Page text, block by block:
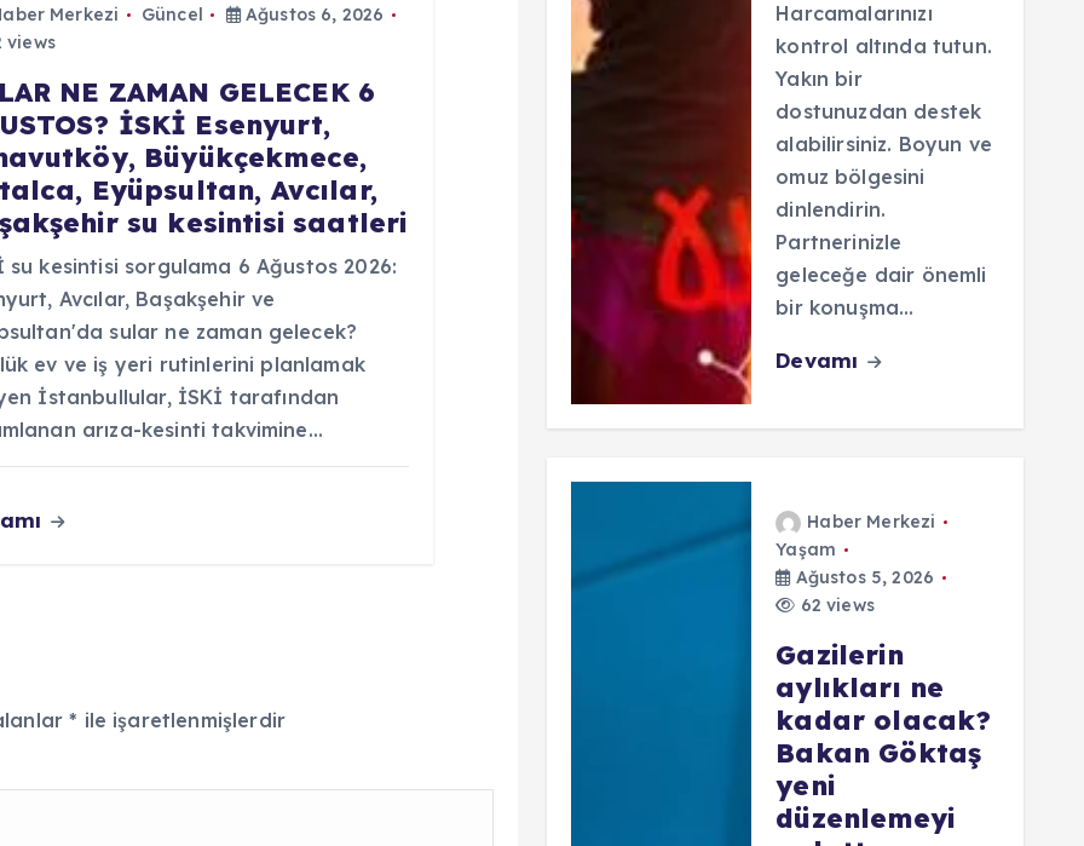
Merkezi Güncel
Ağustos 6, 2026
views
NE ZAMAN GELECEK 6
İSKİ Esenyurt,
Büyükçekmece,
Eyüpsultan, Avcılar,
su kesintisi saatleri
su kesintisi sorgulama 6 Ağustos 2026:
Avcılar, Başakşehir ve
sular ne zaman gelecek?
ev ve iş yeri rutinlerini planlamak
İstanbullular, İSKİ tarafından
arıza-kesinti takvimine…
* ile işaretlenmişlerdir
Harcamalarınızı
kontrol altında tutun.
Yakın bir
dostunuzdan destek
alabilirsiniz. Boyun ve
omuz bölgesini
dinlendirin.
Partnerinizle
geleceğe dair önemli
bir konuşma…
Devamı
Haber Merkezi
Yaşam
Ağustos 5, 2026
62 views
Gazilerin
aylıkları ne
kadar olacak?
Bakan Göktaş
yeni
düzenlemeyi